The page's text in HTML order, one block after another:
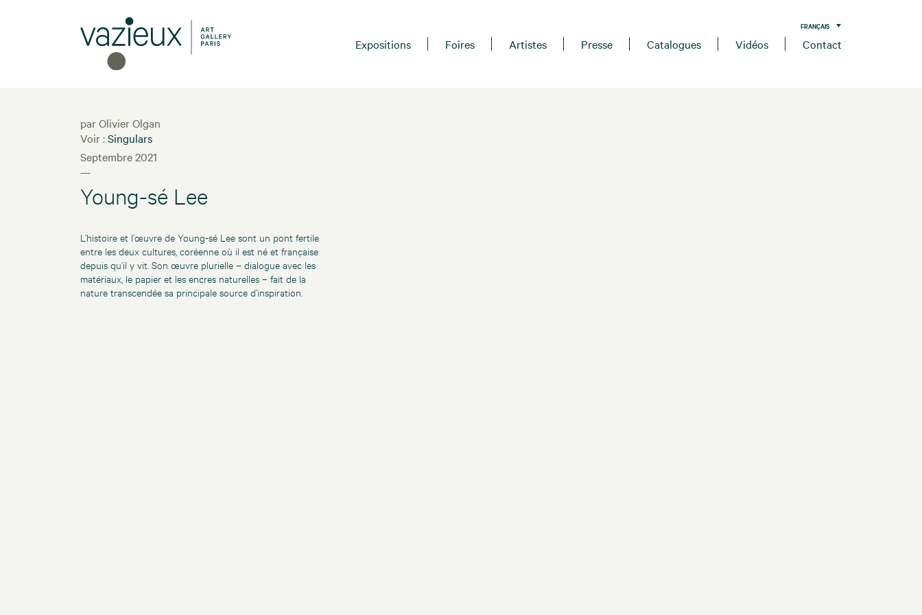
FRANÇAIS
Expositions Foires Artistes Presse Catalogues Vidéos Contact
par Olivier Olgan
Voir :Singulars
Septembre 2021
—
Young-sé Lee
L’histoire et l’œuvre de Young-sé Lee sont un pont fertile
entre les deux cultures, coréenne où il est né et française
depuis qu’il y vit. Son œuvre plurielle – dialogue avec les
matériaux, le papier et les encres naturelles – fait de la
nature transcendée sa principale source d’inspiration.